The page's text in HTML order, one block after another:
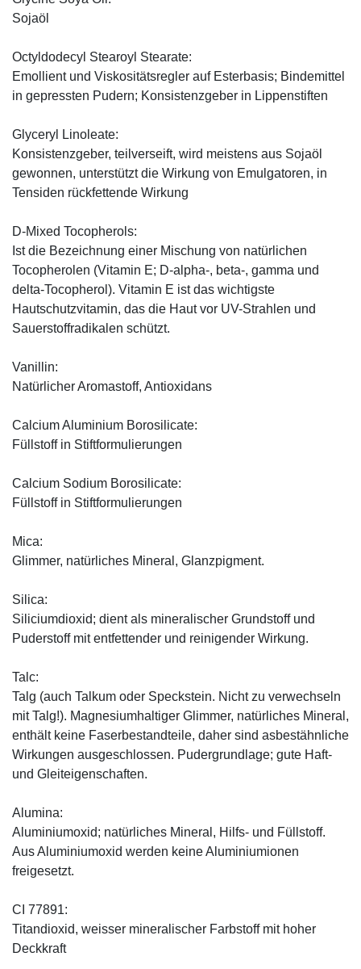
Sojaöl
Octyldodecyl Stearoyl Stearate:
Emollient und Viskositätsregler auf Esterbasis; Bindemittel
in gepressten Pudern; Konsistenzgeber in Lippenstiften
Glyceryl Linoleate:
Konsistenzgeber, teilverseift, wird meistens aus Sojaöl
gewonnen, unterstützt die Wirkung von Emulgatoren, in
Tensiden rückfettende Wirkung
D-Mixed Tocopherols:
Ist die Bezeichnung einer Mischung von natürlichen
Tocopherolen (Vitamin E; D-alpha-, beta-, gamma und
delta-Tocopherol). Vitamin E ist das wichtigste
Hautschutzvitamin, das die Haut vor UV-Strahlen und
Sauerstoffradikalen schützt.
Vanillin:
Natürlicher Aromastoff, Antioxidans
Calcium Aluminium Borosilicate:
Füllstoff in Stiftformulierungen
Calcium Sodium Borosilicate:
Füllstoff in Stiftformulierungen
Mica:
Glimmer, natürliches Mineral, Glanzpigment.
Silica:
Siliciumdioxid; dient als mineralischer Grundstoff und
Puderstoff mit entfettender und reinigender Wirkung.
Talc:
Talg (auch Talkum oder Speckstein. Nicht zu verwechseln
mit Talg!). Magnesiumhaltiger Glimmer, natürliches Mineral,
enthält keine Faserbestandteile, daher sind asbestähnliche
Wirkungen ausgeschlossen. Pudergrundlage; gute Haft-
und Gleiteigenschaften.
Alumina:
Aluminiumoxid; natürliches Mineral, Hilfs- und Füllstoff.
Aus Aluminiumoxid werden keine Aluminiumionen
freigesetzt.
CI 77891:
Titandioxid, weisser mineralischer Farbstoff mit hoher
Deckkraft